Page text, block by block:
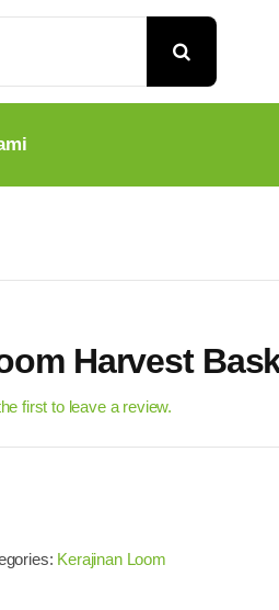
Harvest
first to leave a review.
Kerajinan Loom